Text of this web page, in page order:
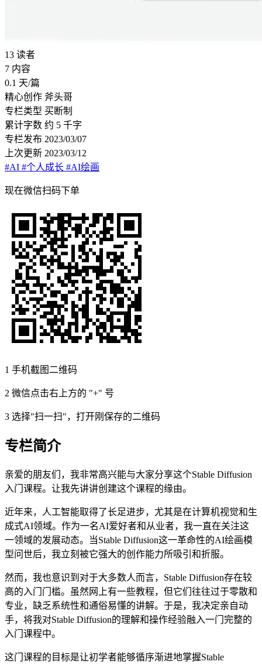
13 读者
7 内容
0.1 天/篇
精心创作 斧头哥
专栏类型 买断制
累计字数 约 5 千字
专栏发布 2023/03/07
上次更新 2023/03/12
#AI #个人成长 #AI绘画
现在微信扫码下单
1 手机截图二维码
2 微信点击右上方的 "+" 号
3 选择"扫一扫"，打开刚保存的二维码
专栏简介
亲爱的朋友们，我非常高兴能与大家分享这个Stable Diffusion
入门课程。让我先讲讲创建这个课程的缘由。
近年来，人工智能取得了长足进步，尤其是在计算机视觉和生
成式AI领域。作为一名AI爱好者和从业者，我一直在关注这
一领域的发展动态。当Stable Diffusion这一革命性的AI绘画模
型问世后，我立刻被它强大的创作能力所吸引和折服。
然而，我也意识到对于大多数人而言，Stable Diffusion存在较
高的入门门槛。虽然网上有一些教程，但它们往往过于零散和
专业，缺乏系统性和通俗易懂的讲解。于是，我决定亲自动
手，将我对Stable Diffusion的理解和操作经验融入一门完整的
入门课程中。
这门课程的目标是让初学者能够循序渐进地掌握Stable